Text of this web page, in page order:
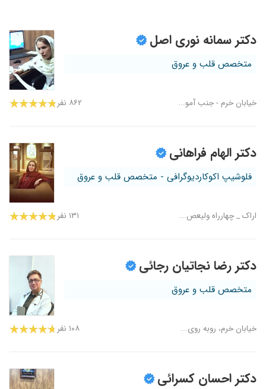
دکتر سمانه نوری اصل
متخصص قلب و عروق
خیابان خرم - جنب آمو... ۸۶۲ نفر
دکتر الهام فراهانی
فلوشیپ اکوکاردیوگرافی - متخصص قلب و عروق
اراک _ چهارراه ولیعص... ۱۳۱ نفر
دکتر رضا نجاتیان رجائی
متخصص قلب و عروق
خیابان خرم، روبه روی... ۱۰۸ نفر
دکتر احسان کسرائی